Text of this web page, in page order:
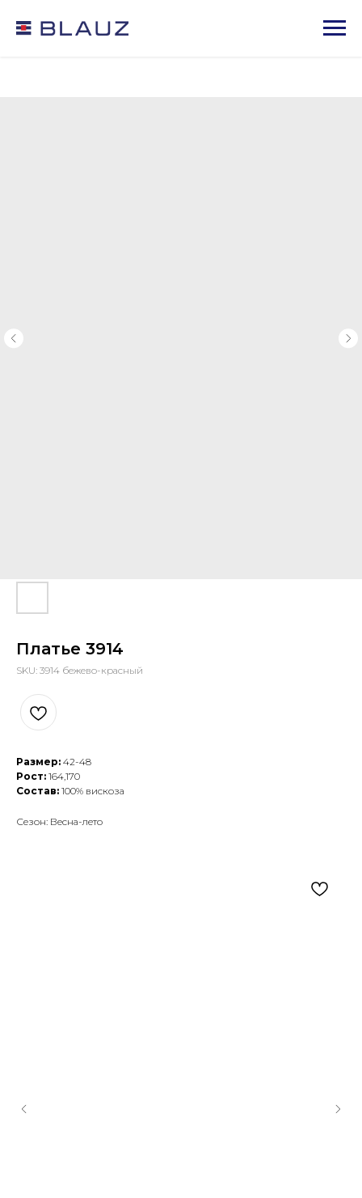
Платье 3914
SKU: 3914 бежево-красный
Размер: 42-48
Рост: 164,170
Состав: 100% вискоза
Сезон: Весна-лето